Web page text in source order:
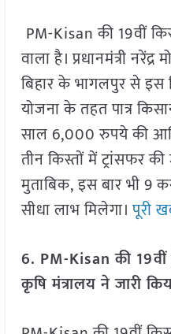
PM-Kisan की 19वीं
वाला है। प्रधानमंत्री
बिहार के भागलपुर से इस
योजना के तहत पात्र
साल 6,000 रुपये की
तीन किस्तों में ट्रांसफर
मुताबिक, इस बार भी 9
सीधा लाभ मिलेगा।पूरी
6. PM-Kisan की 19वीं
कृषि मंत्रालय ने जारी